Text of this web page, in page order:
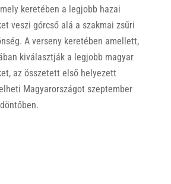
keretében a legjobb hazai
veszi górcső alá a szakmai zsűri
A verseny keretében amellett,
kiválasztják a legjobb magyar
az összetett első helyezett
Magyarországot szeptember